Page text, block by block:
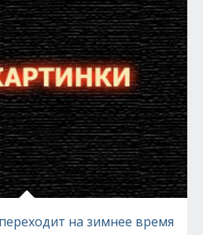
на зимнее время